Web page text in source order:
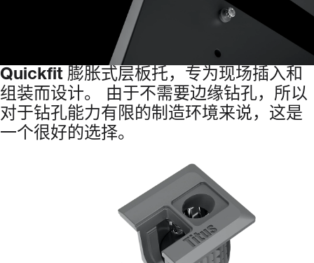
Quickfit 膨胀式层板托，专为现场插入和
组装而设计。
由于不需要边缘钻孔，所以
对于钻孔能力有限的制造环境来说，这是
一个很好的选择。